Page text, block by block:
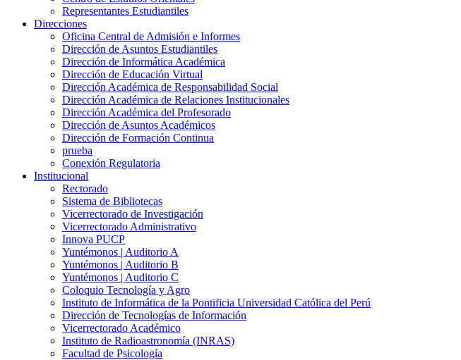
Representantes Estudiantiles
Direcciones
Oficina Central de Admisión e Informes
Dirección de Asuntos Estudiantiles
Dirección de Informática Académica
Dirección de Educación Virtual
Dirección Académica de Responsabilidad Social
Dirección Académica de Relaciones Institucionales
Dirección Académica del Profesorado
Dirección de Asuntos Académicos
Dirección de Formación Continua
prueba
Conexión Regulatoria
Institucional
Rectorado
Sistema de Bibliotecas
Vicerrectorado de Investigación
Vicerrectorado Administrativo
Innova PUCP
Yuntémonos | Auditorio A
Yuntémonos | Auditorio B
Yuntémonos | Auditorio C
Coloquio Tecnología y Agro
Instituto de Informática de la Pontificia Universidad Católica del Perú
Dirección de Tecnologías de Información
Vicerrectorado Académico
Instituto de Radioastronomía (INRAS)
Facultad de Psicología